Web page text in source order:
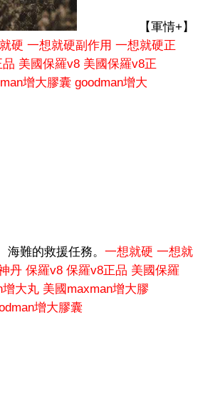
【軍情+】
硬 一想就硬副作用 一想就硬正
美國保羅v8 美國保羅v8正
增大膠囊 goodman增大
難的救援任務。 一想就硬 一想就
丹 保羅v8 保羅v8正品 美國保羅
增大丸 美國maxman增大膠
增大膠囊